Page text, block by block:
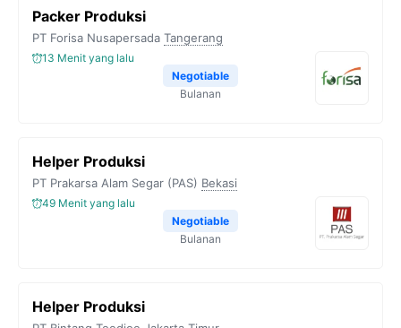
Packer Produksi
PT Forisa Nusapersada Tangerang
13 Menit yang lalu
Negotiable
Bulanan
Helper Produksi
PT Prakarsa Alam Segar (PAS) Bekasi
49 Menit yang lalu
Negotiable
Bulanan
Helper Produksi